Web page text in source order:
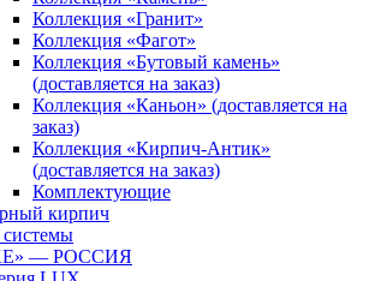
Коллекция «Гранит»
Коллекция «Фагот»
Коллекция «Бутовый камень»
(доставляется на заказ)
Коллекция «Каньон» (доставляется на
заказ)
Коллекция «Кирпич-Антик»
(доставляется на заказ)
Комплектующие
кирпич
— РОССИЯ